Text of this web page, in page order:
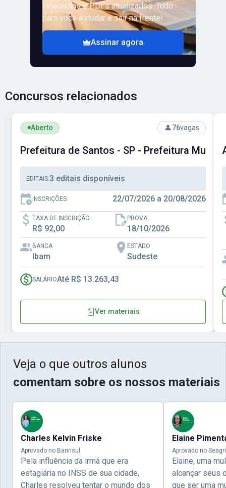
videoaulas e PDFs atualizados. Tudo
para você estudar e sair na frente!
Assinar agora
Concursos relacionados
Ver concurso: Prefeitura de Santos - SP - Prefeitura
Aberto 76vagas
Prefeitura de Santos - SP - Prefeitura
EDITAIS:3 editais disponíveis
INSCRIÇÕES 22/07/2026 a 20/08/2026
TAXA DE INSCRIÇÃO
R$ 92,00
PROVA
18/10/2026
BANCA
Ibam
ESTADO
Sudeste
SALÁRIOAté R$ 13.263,43
Ver materiais
Veja o que outros alunos
comentam sobre os nossos materiais
Charles Kelvin Friske
Aprovado no Banrisul
Pela influência da irmã que era
estagiária no INSS de sua cidade,
Charles resolveu tentar o mundo dos
Elaine
Aprovado no
Elaine, uma
alcançar seus
que ser uma